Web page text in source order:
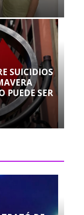
SUICIDIOS
PUEDE SER